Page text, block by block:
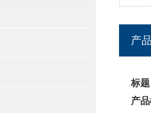
产
标
产